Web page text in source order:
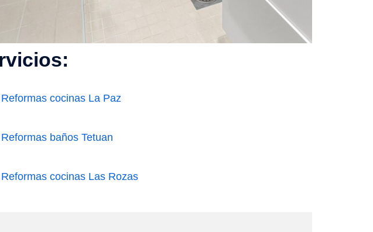
Reformas cocinas La Paz
Reformas baños Tetuan
Reformas cocinas Las Rozas